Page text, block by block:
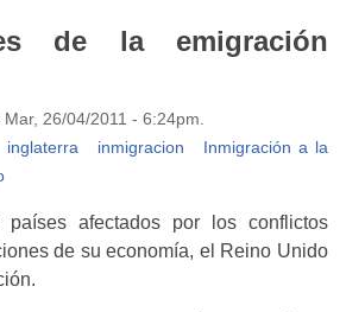
de la emigración
Mar, 26/04/2011 - 6:24pm.
inglaterra inmigracion
Inmigración a la
países afectados por los conflictos
de su economía, el Reino Unido